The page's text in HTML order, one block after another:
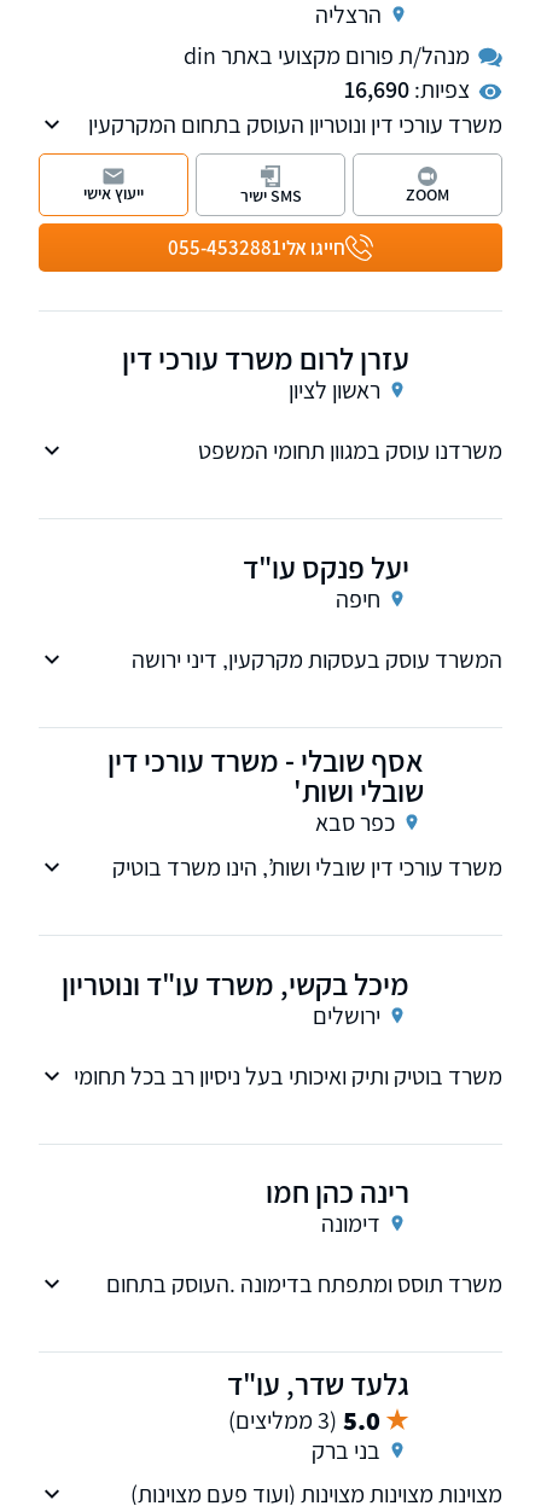
הרצליה
מנהל/ת פורום מקצועי באתר din
צפיות:16,690
משרד עורכי דין ונוטריון העוסק בתחום המקרקעין
ומתמקצע בתחום "מחיר למשתכן", רכישת דירות
מקבלן והסכמי מכר (יד שניה).
חייגו אלי055-4532881
ZOOM SMS ישיר ייעוץ אישי
עזרן לרום משרד עורכי דין
ראשון לציון
משרדנו עוסק במגוון תחומי המשפט
יעל פנקס עו"ד
חיפה
המשרד עוסק בעסקות מקרקעין, דיני ירושה
אסף שובלי - משרד עורכי דין
שובלי ושות'
כפר סבא
משרד עורכי דין שובלי ושות’, הינו משרד בוטיק
מיכל בקשי, משרד עו"ד ונוטריון
ירושלים
משרד בוטיק ותיק ואיכותי בעל ניסיון רב בכל תחומי
רינה כהן חמו
דימונה
משרד תוסס ומתפתח בדימונה .העוסק בתחום
גלעד שדר, עו"ד
5.0 (3 ממליצים)
בני ברק
מצוינות מצוינות מצוינות (ועוד פעם מצוינות)